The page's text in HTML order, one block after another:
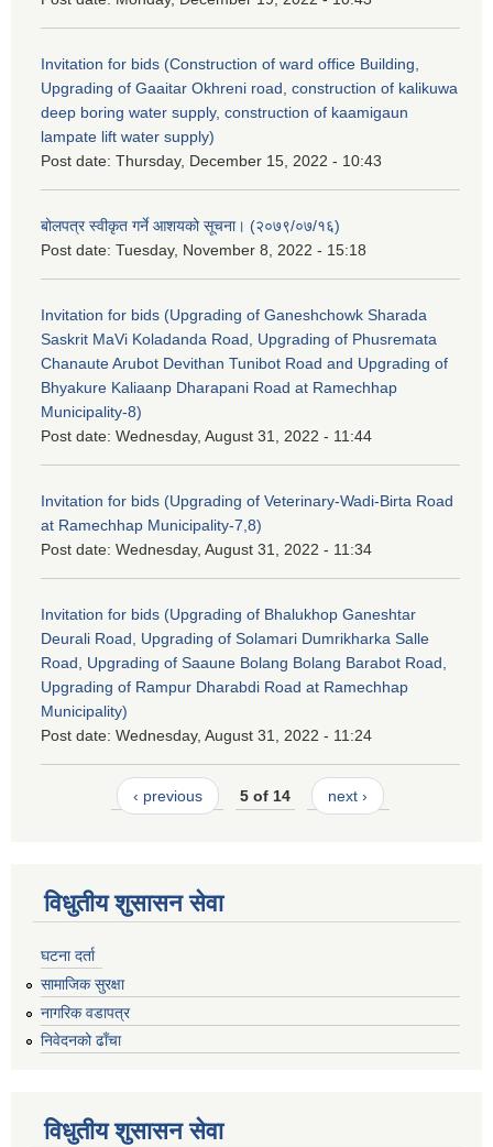
Invitation for bids (Construction of ward office Building,
Upgrading of Gaaitar Okhreni road, construction of kalikuwa
deep boring water supply, construction of kaamigaun
lampate lift water supply)
Post date: Thursday, December 15, 2022 - 10:43
बोलपत्र स्वीकृत गर्ने आशयको सूचना। (२०७९/०७/१६)
Post date: Tuesday, November 8, 2022 - 15:18
Invitation for bids (Upgrading of Ganeshchowk Sharada
Saskrit MaVi Koladanda Road, Upgrading of Phusremata
Chanaute Arubot Devithan Tunibot Road and Upgrading of
Bhyakure Kaliaanp Dharapani Road at Ramechhap
Municipality-8)
Post date: Wednesday, August 31, 2022 - 11:44
Invitation for bids (Upgrading of Veterinary-Wadi-Birta Road
at Ramechhap Municipality-7,8)
Post date: Wednesday, August 31, 2022 - 11:34
Invitation for bids (Upgrading of Bhalukhop Ganeshtar
Deurali Road, Upgrading of Solamari Dumrikharka Salle
Road, Upgrading of Saaune Bolang Bolang Barabot Road,
Upgrading of Rampur Dharabdi Road at Ramechhap
Municipality)
Post date: Wednesday, August 31, 2022 - 11:24
‹ previous 5 of 14 next ›
विधुतीय शुसासन सेवा
घटना दर्ता
सामाजिक सुरक्षा
नागरिक वडापत्र
निवेदनको ढाँचा
विधुतीय शुसासन सेवा